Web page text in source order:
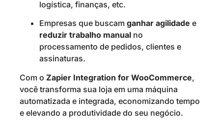
logística, finanças, etc.
Empresas que buscam ganhar agilidade e
reduzir trabalho manual no
processamento de pedidos, clientes e
assinaturas.
Com o Zapier Integration for WooCommerce,
você transforma sua loja em uma máquina
automatizada e integrada, economizando tempo
e elevando a produtividade do seu negócio.